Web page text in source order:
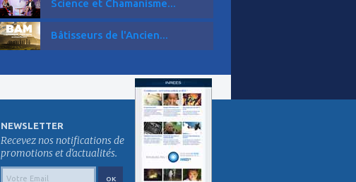
Science et Chamanisme...
Bâtisseurs de l'Ancien...
NEWSLETTER
Recevez nos notifications de
promotions et d'actualités.